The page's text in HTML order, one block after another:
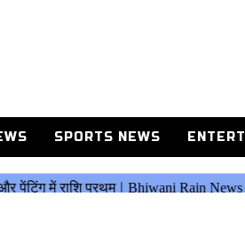
SPORTS NEWS